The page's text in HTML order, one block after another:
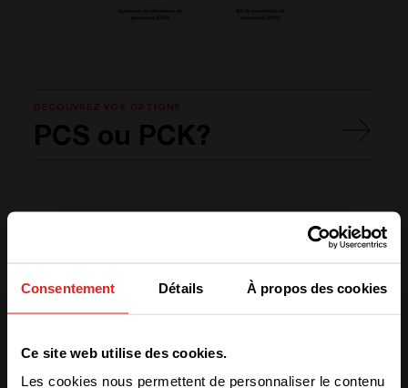
Consentement Détails À propos des cookies
Ce site web utilise des cookies.
Les cookies nous permettent de personnaliser le contenu
PCS ou PCK?
Découvrez la gamme
Flexa
from another region. Please choose
one of the options